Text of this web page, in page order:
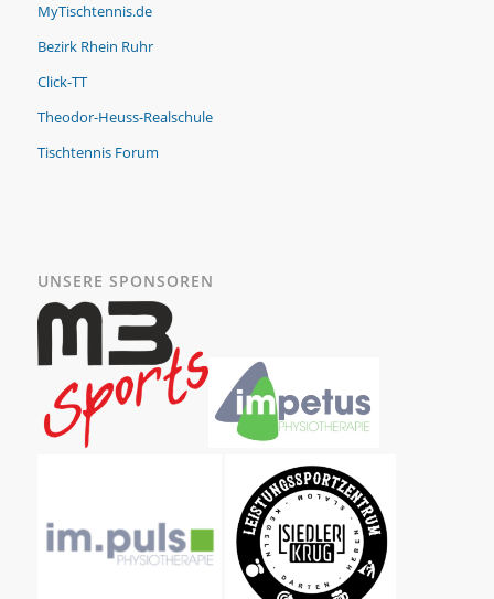
MyTischtennis.de
Bezirk Rhein Ruhr
Click-TT
Theodor-Heuss-Realschule
Tischtennis Forum
UNSERE SPONSOREN